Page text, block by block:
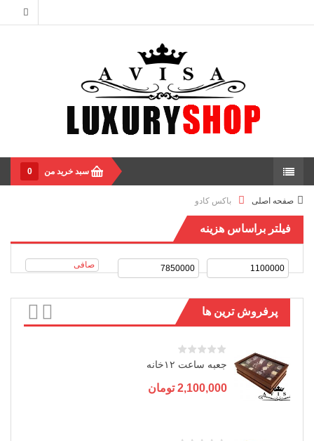
سبد خرید من 0
صفحه اصلی باکس کادو
فیلتر براساس هزینه
صافی
پرفروش ترین ها
جعبه ساعت ۱۲خانه
2,100,000 تومان